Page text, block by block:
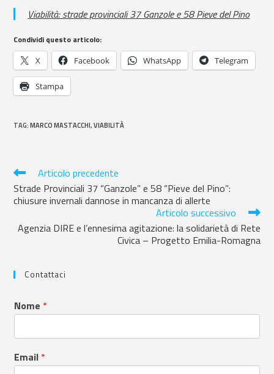
Viabilità: strade provinciali 37 Ganzole e 58 Pieve del Pino
Condividi questo articolo:
X Facebook WhatsApp Telegram
Stampa
TAG:MARCO MASTACCHI, VIABILITÀ
Articolo precedente
Strade Provinciali 37 “Ganzole” e 58 “Pieve del Pino”:
chiusure invernali dannose in mancanza di allerte
Articolo successivo
Agenzia DIRE e l’ennesima agitazione: la solidarietà di Rete
Civica – Progetto Emilia-Romagna
Contattaci
Nome *
Email *